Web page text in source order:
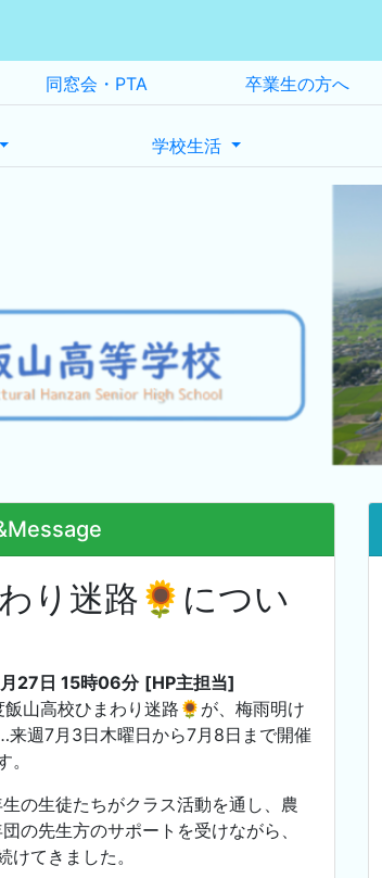
同窓会・PTA 卒業生の方へ
学校生活
り迷路🌻につい
27日 15時06分 [HP主担当]
飯山高校ひまわり迷路🌻が、梅雨明け
来週7月3日木曜日から7月8日まで開催
。
の生徒たちがクラス活動を通し、農
の先生方のサポートを受けながら、
けてきました。